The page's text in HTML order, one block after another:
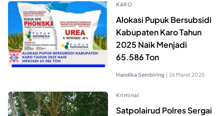
KARO
Alokasi Pupuk Bersubsidi
Kabupaten Karo Tahun
2025 Naik Menjadi
65.586 Ton
Handika Sembiring | 26 Maret 2025
Kriminal
Satpolairud Polres Sergai